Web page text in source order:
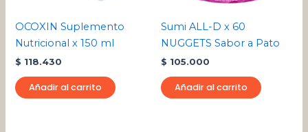
OCOXIN Suplemento
Nutricional x 150 ml
$ 118.430
Añadir al carrito
Sumi ALL-D x 60
NUGGETS Sabor a Pato
$ 105.000
Añadir al carrito